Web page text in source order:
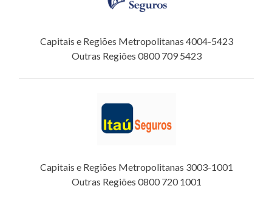
Capitais e Regiões Metropolitanas 4004-5423
Outras Regiões 0800 709 5423
Capitais e Regiões Metropolitanas 3003-1001
Outras Regiões 0800 720 1001